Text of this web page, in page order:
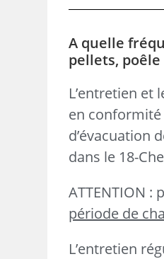
A quelle
pellets, poêle
L’entretien et
en conformité
d’évacuation
dans le 18-
ATTENTION :
période de
L’entretien